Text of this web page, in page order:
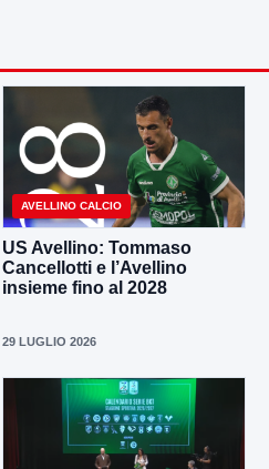
AVELLINO CALCIO
US Avellino: Tommaso
Cancellotti e l’Avellino
insieme fino al 2028
29 LUGLIO 2026